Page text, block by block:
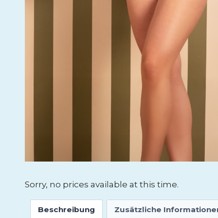
Sorry, no prices available at this time.
Beschreibung Zusätzliche